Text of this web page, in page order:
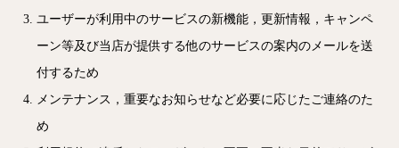
ユーザーが利用中のサービスの新機能，更新情報，キャンペ
ーン等及び当店が提供する他のサービスの案内のメールを送
付するため
メンテナンス，重要なお知らせなど必要に応じたご連絡のた
め